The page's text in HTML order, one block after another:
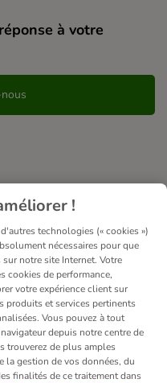
à votre
!
technologies (« cookies »)
nécessaires pour que
notre site Internet. Votre
cookies de performance,
votre expérience client sur
produits et services pertinents
Vous pouvez à tout
depuis notre centre de
trouverez de plus amples
la gestion de vos données, du
finalités de ce traitement dans